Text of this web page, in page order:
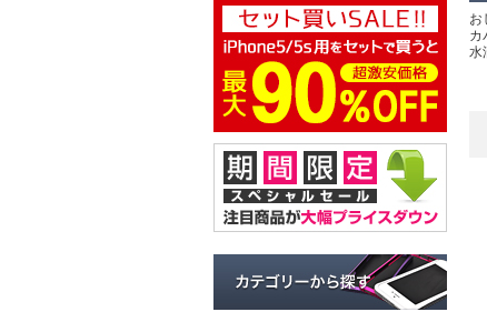
お
カ
水